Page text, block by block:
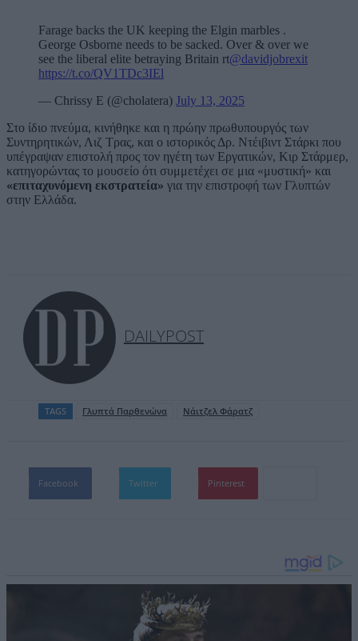
Farage backs the UK keeping the Elgin marbles .
George Osborne needs to be sacked. Over & over we
see the liberal elite betraying Britain rt@davidjobrexit
https://t.co/QV1TDc3IEl
— Chrissy E (@cholatera) July 13, 2025
Στο ίδιο πνεύμα, κινήθηκε και η πρώην πρωθυπουργός των
Συντηρητικών, Λιζ Τρας, και ο ιστορικός Δρ. Ντέιβιντ Στάρκι που
υπέγραψαν επιστολή προς τον ηγέτη των Εργατικών, Κιρ Στάρμερ,
κατηγορώντας το μουσείο ότι συμμετέχει σε μια «μυστική» και
«επιταχυνόμενη εκστρατεία» για την επιστροφή των Γλυπτών
στην Ελλάδα.
DAILYPOST
TAGS Γλυπτά Παρθενώνα Νάιτζελ Φάρατζ
Facebook Twitter Pinterest